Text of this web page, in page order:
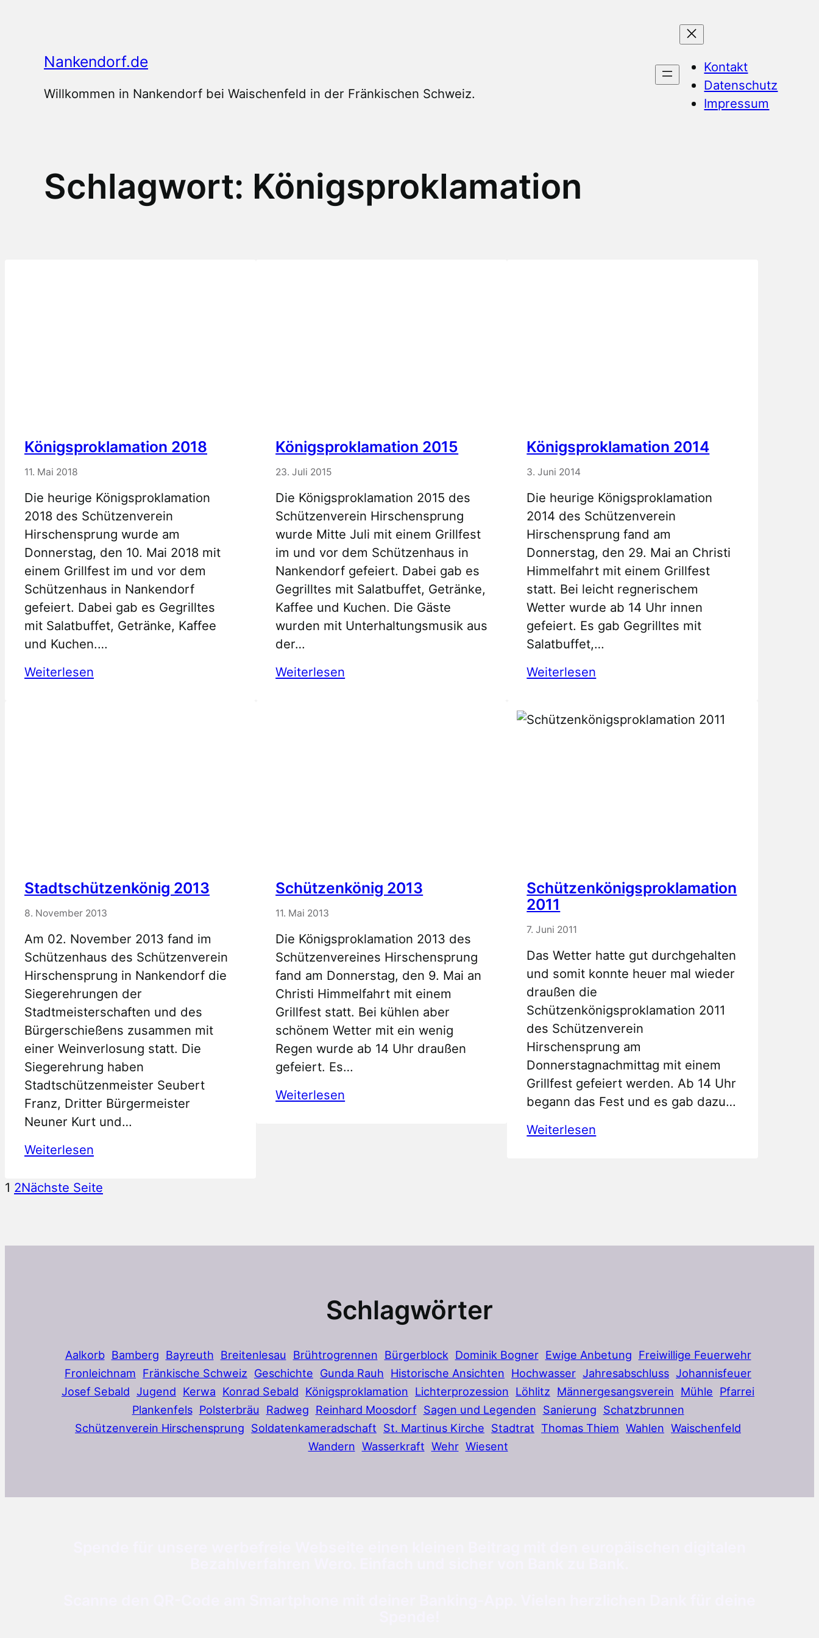
Nankendorf.de
Willkommen in Nankendorf bei Waischenfeld in der Fränkischen Schweiz.
Kontakt
Datenschutz
Impressum
Schlagwort: Königsproklamation
Königsproklamation 2018
11. Mai 2018
Die heurige Königsproklamation
2018 des Schützenverein
Hirschensprung wurde am
Donnerstag, den 10. Mai 2018 mit
einem Grillfest im und vor dem
Schützenhaus in Nankendorf
gefeiert. Dabei gab es Gegrilltes
mit Salatbuffet, Getränke, Kaffee
und Kuchen.…
Weiterlesen
Königsproklamation 2015
23. Juli 2015
Die Königsproklamation 2015 des
Schützenverein Hirschensprung
wurde Mitte Juli mit einem Grillfest
im und vor dem Schützenhaus in
Nankendorf gefeiert. Dabei gab es
Gegrilltes mit Salatbuffet, Getränke,
Kaffee und Kuchen. Die Gäste
wurden mit Unterhaltungsmusik aus
der…
Weiterlesen
Königsproklamation 2014
3. Juni 2014
Die heurige Königsproklamation
2014 des Schützenverein
Hirschensprung fand am
Donnerstag, den 29. Mai an Christi
Himmelfahrt mit einem Grillfest
statt. Bei leicht regnerischem
Wetter wurde ab 14 Uhr innen
gefeiert. Es gab Gegrilltes mit
Salatbuffet,…
Weiterlesen
Stadtschützenkönig 2013
8. November 2013
Am 02. November 2013 fand im
Schützenhaus des Schützenverein
Hirschensprung in Nankendorf die
Siegerehrungen der
Stadtmeisterschaften und des
Bürgerschießens zusammen mit
einer Weinverlosung statt. Die
Siegerehrung haben
Stadtschützenmeister Seubert
Franz, Dritter Bürgermeister
Neuner Kurt und…
Weiterlesen
2013
Schützenkönig 2013
11. Mai 2013
Die Königsproklamation 2013 des
Schützenvereines Hirschensprung
fand am Donnerstag, den 9. Mai an
Christi Himmelfahrt mit einem
Grillfest statt. Bei kühlen aber
schönem Wetter mit ein wenig
Regen wurde ab 14 Uhr draußen
gefeiert. Es…
Weiterlesen
Schützenkönigsproklamation
2011
7. Juni 2011
Das Wetter hatte gut durchgehalten
und somit konnte heuer mal wieder
draußen die
Schützenkönigsproklamation 2011
des Schützenverein
Hirschensprung am
Donnerstagnachmittag mit einem
Grillfest gefeiert werden. Ab 14 Uhr
begann das Fest und es gab dazu…
Weiterlesen
1 2Nächste Seite
Schlagwörter
Aalkorb Bamberg Bayreuth Breitenlesau Brühtrogrennen Bürgerblock Dominik Bogner Ewige Anbetung Freiwillige Feuerwehr
Fronleichnam Fränkische Schweiz Geschichte Gunda Rauh Historische Ansichten Hochwasser Jahresabschluss Johannisfeuer
Josef Sebald Jugend Kerwa Konrad Sebald Königsproklamation Lichterprozession Löhlitz Männergesangsverein Mühle Pfarrei
Plankenfels Polsterbräu Radweg Reinhard Moosdorf Sagen und Legenden Sanierung Schatzbrunnen
Schützenverein Hirschensprung Soldatenkameradschaft St. Martinus Kirche Stadtrat Thomas Thiem Wahlen Waischenfeld
Wandern Wasserkraft Wehr Wiesent